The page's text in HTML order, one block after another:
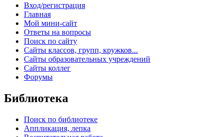
Вход/регистрация
Главная
Мой мини-сайт
Ответы на вопросы
Поиск по сайту
Сайты классов, групп, кружков...
Сайты образовательных учреждений
Сайты коллег
Форумы
Библиотека
Поиск по библиотеке
Аппликация, лепка